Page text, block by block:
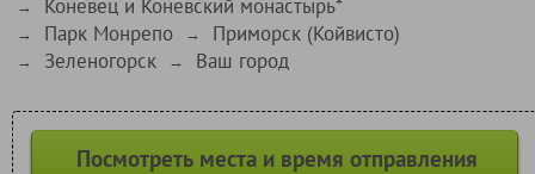
→ Коневец и Коневский монастырь*
→ Парк Монрепо → Приморск (Койвисто)
→ Зеленогорск → Ваш город
Посмотреть места и время отправления